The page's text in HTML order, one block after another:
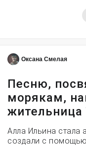
Оксана Смелая
Песню,
морякам,
жительница
Алла Ильина стала
создали с